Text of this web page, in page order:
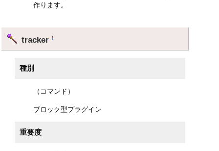
作ります。
tracker†
種別
（コマンド）
ブロック型プラグイン
重要度